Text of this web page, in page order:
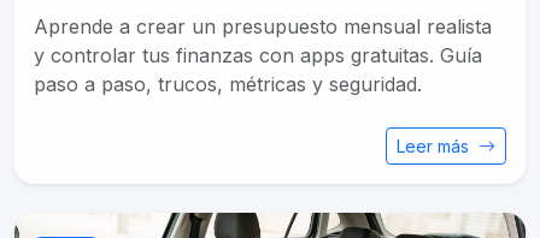
Aprende a crear un presupuesto mensual realista
y controlar tus finanzas con apps gratuitas. Guía
paso a paso, trucos, métricas y seguridad.
Leer más